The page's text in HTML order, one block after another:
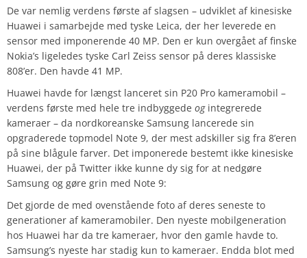
De var nemlig verdens første af slagsen – udviklet af kinesiske
Huawei i samarbejde med tyske Leica, der her leverede en
sensor med imponerende 40 MP. Den er kun overgået af finske
Nokia’s ligeledes tyske Carl Zeiss sensor på deres klassiske
808’er. Den havde 41 MP.
Huawei havde for længst lanceret sin P20 Pro kameramobil –
verdens første med hele tre indbyggede ogintegrerede
kameraer – da nordkoreanske Samsung lancerede sin
opgraderede topmodel Note 9, der mest adskiller sig fra 8’eren
på sine blågule farver. Det imponerede bestemt ikke kinesiske
Huawei, der på Twitter ikke kunne dy sig for at nedgøre
Samsung og gøre grin med Note 9:
Det gjorde de med ovenstående foto af deres seneste to
generationer af kameramobiler. Den nyeste mobilgeneration
hos Huawei har da tre kameraer, hvor den gamle havde to.
Samsung’s nyeste har stadig kun to kameraer. Endda blot med